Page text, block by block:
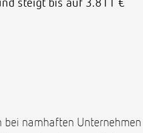
steigt bis auf 3.811 €
bei namhaften